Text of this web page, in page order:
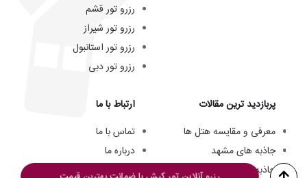
رزرو تور قشم
رزرو تور شیراز
رزرو تور استانبول
رزرو تور دبی
پربازدید ترین مقالات
معرفی و مقایسه هتل ها
جاذبه های مشهد
جاذبه های کیش
ارتباط با ما
تماس با ما
درباره ما
تیم ما